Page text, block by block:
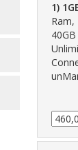
1)
Ram,